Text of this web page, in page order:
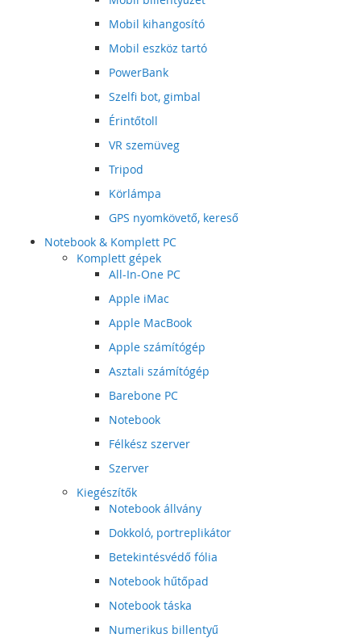
Mobil kihangosító
Mobil eszköz tartó
PowerBank
Szelfi bot, gimbal
Érintőtoll
VR szemüveg
Tripod
Körlámpa
GPS nyomkövető, kereső
Notebook & Komplett PC
Komplett gépek
All-In-One PC
Apple iMac
Apple MacBook
Apple számítógép
Asztali számítógép
Barebone PC
Notebook
Félkész szerver
Szerver
Kiegészítők
Notebook állvány
Dokkoló, portreplikátor
Betekintésvédő fólia
Notebook hűtőpad
Notebook táska
Numerikus billentyű